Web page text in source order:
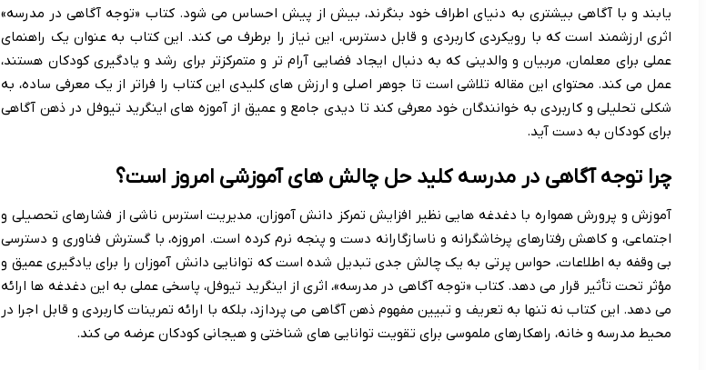
یابند و با آگاهی بیشتری به دنیای اطراف خود بنگرند، بیش از پیش احساس می شود. کتاب «توجه آگاهی در مدرسه»
اثری ارزشمند است که با رویکردی کاربردی و قابل دسترس، این نیاز را برطرف می کند. این کتاب به عنوان یک راهنمای
عملی برای معلمان، مربیان و والدینی که به دنبال ایجاد فضایی آرام تر و متمرکزتر برای رشد و یادگیری کودکان هستند،
عمل می کند. محتوای این مقاله تلاشی است تا جوهر اصلی و ارزش های کلیدی این کتاب را فراتر از یک معرفی ساده، به
شکلی تحلیلی و کاربردی به خوانندگان خود معرفی کند تا دیدی جامع و عمیق از آموزه های اینگرید تیوفل در ذهن آگاهی
برای کودکان به دست آید.
چرا توجه آگاهی در مدرسه کلید حل چالش های آموزشی امروز است؟
آموزش و پرورش همواره با دغدغه هایی نظیر افزایش تمرکز دانش آموزان، مدیریت استرس ناشی از فشارهای تحصیلی و
اجتماعی، و کاهش رفتارهای پرخاشگرانه و ناسازگارانه دست و پنجه نرم کرده است. امروزه، با گسترش فناوری و دسترسی
بی وقفه به اطلاعات، حواس پرتی به یک چالش جدی تبدیل شده است که توانایی دانش آموزان را برای یادگیری عمیق و
مؤثر تحت تأثیر قرار می دهد. کتاب «توجه آگاهی در مدرسه»، اثری از اینگرید تیوفل، پاسخی عملی به این دغدغه ها ارائه
می دهد. این کتاب نه تنها به تعریف و تبیین مفهوم ذهن آگاهی می پردازد، بلکه با ارائه تمرینات کاربردی و قابل اجرا در
محیط مدرسه و خانه، راهکارهای ملموسی برای تقویت توانایی های شناختی و هیجانی کودکان عرضه می کند.